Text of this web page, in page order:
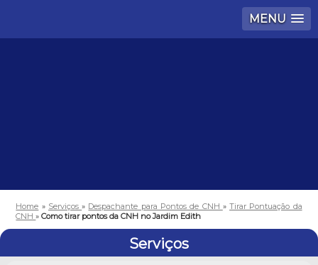
MENU
Home » Serviços» Despachante para Pontos de CNH »Tirar Pontuação da
CNH»Como tirar pontos da CNH no Jardim Edith
Serviços